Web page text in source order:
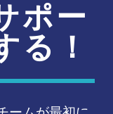
ポー
る！